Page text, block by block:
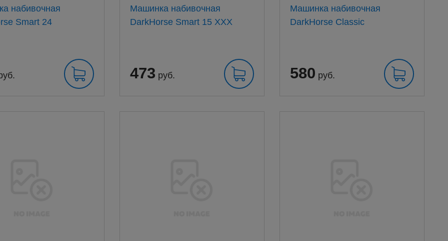
набивочная
Smart 24
Машинка набивочная
DarkHorse Smart 15 ХХХ
473 руб.
Машинка набивочная
DarkHorse Classic
580 руб.